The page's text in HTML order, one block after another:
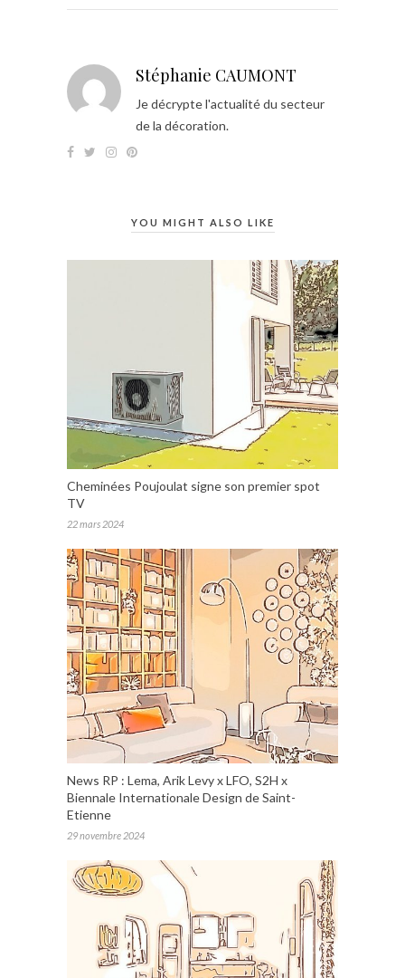
Stéphanie CAUMONT
Je décrypte l'actualité du secteur
de la décoration.
YOU MIGHT ALSO LIKE
Cheminées Poujoulat signe son premier spot
TV
22 mars 2024
News RP : Lema, Arik Levy x LFO, S2H x
Biennale Internationale Design de Saint-
Etienne
29 novembre 2024